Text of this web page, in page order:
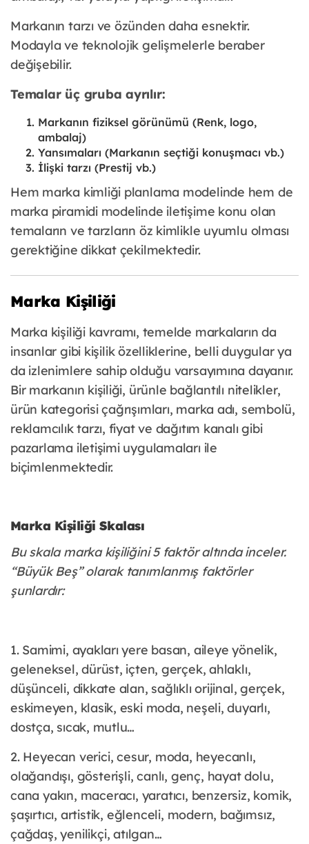
Markanın tarzı ve özünden daha esnektir.
Modayla ve teknolojik gelişmelerle beraber
değişebilir.
Temalar üç gruba ayrılır:
Markanın fiziksel görünümü (Renk, logo,
ambalaj)
Yansımaları (Markanın seçtiği konuşmacı vb.)
İlişki tarzı (Prestij vb.)
Hem marka kimliği planlama modelinde hem de
marka piramidi modelinde iletişime konu olan
temaların ve tarzların öz kimlikle uyumlu olması
gerektiğine dikkat çekilmektedir.
Marka Kişiliği
Marka kişiliği kavramı, temelde markaların da
insanlar gibi kişilik özelliklerine, belli duygular ya
da izlenimlere sahip olduğu varsayımına dayanır.
Bir markanın kişiliği, ürünle bağlantılı nitelikler,
ürün kategorisi çağrışımları, marka adı, sembolü,
reklamcılık tarzı, fiyat ve dağıtım kanalı gibi
pazarlama iletişimi uygulamaları ile
biçimlenmektedir.
Marka Kişiliği Skalası
Bu skala marka kişiliğini 5 faktör altında inceler.
“Büyük Beş” olarak tanımlanmış faktörler
şunlardır:
1. Samimi, ayakları yere basan, aileye yönelik,
geleneksel, dürüst, içten, gerçek, ahlaklı,
düşünceli, dikkate alan, sağlıklı orijinal, gerçek,
eskimeyen, klasik, eski moda, neşeli, duyarlı,
dostça, sıcak, mutlu…
2. Heyecan verici, cesur, moda, heyecanlı,
olağandışı, gösterişli, canlı, genç, hayat dolu,
cana yakın, maceracı, yaratıcı, benzersiz, komik,
şaşırtıcı, artistik, eğlenceli, modern, bağımsız,
çağdaş, yenilikçi, atılgan…